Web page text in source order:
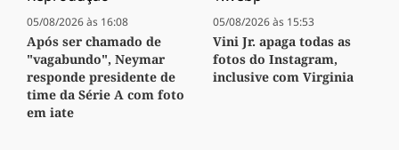
05/08/2026 às 16:08
Após ser chamado de
"vagabundo", Neymar
responde presidente de
time da Série A com foto
em iate
05/08/2026 às 15:53
Vini Jr. apaga todas as
fotos do Instagram,
inclusive com Virginia